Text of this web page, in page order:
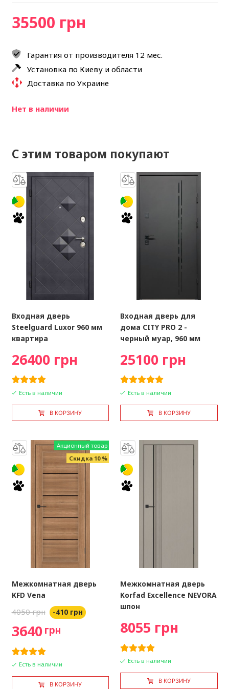
35500 грн
Гарантия от производителя 12 мес.
Установка по Киеву и области
Доставка по Украине
Нет в наличии
С этим товаром покупают
Входная дверь
Steelguard Luxor 960 мм
квартира
26400 грн
Есть в наличии
В КОРЗИНУ
Входная дверь для
дома CITY PRO 2 -
черный муар, 960 мм
25100 грн
Есть в наличии
В КОРЗИНУ
Акционный товар
Скидка 10 %
Межкомнатная дверь
KFD Vena
4050 грн -410 грн
3640 грн
Есть в наличии
В КОРЗИНУ
Межкомнатная дверь
Korfad Excellence NEVORA
шпон
8055 грн
Есть в наличии
В КОРЗИНУ